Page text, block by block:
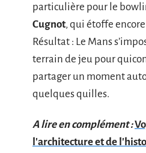
particulière pour le
Cugnot, qui étoffe encore
Résultat : Le Mans
terrain de jeu pour
partager un moment
quelques quilles.
A lire en complément :
l'architecture et de